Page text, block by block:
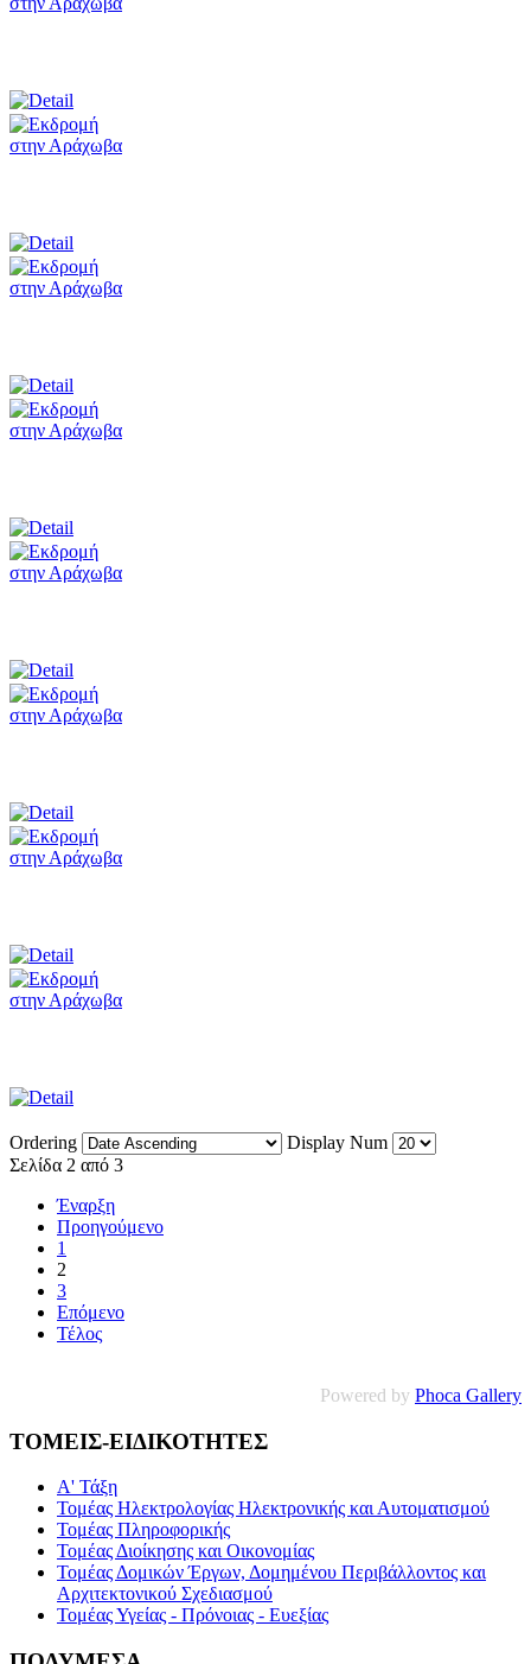
Ordering
Display Num
Σελίδα 2 από 3
Έναρξη
Προηγούμενο
1
2
3
Επόμενο
Τέλος
Powered by Phoca Gallery
ΤΟΜΕΙΣ-ΕΙΔΙΚΟΤΗΤΕΣ
Α' Τάξη
Τομέας Ηλεκτρολογίας Ηλεκτρονικής και Αυτοματισμού
Τομέας Πληροφορικής
Τομέας Διοίκησης και Οικονομίας
Τομέας Δομικών Έργων, Δομημένου Περιβάλλοντος και
Αρχιτεκτονικού Σχεδιασμού
Τομέας Υγείας - Πρόνοιας - Ευεξίας